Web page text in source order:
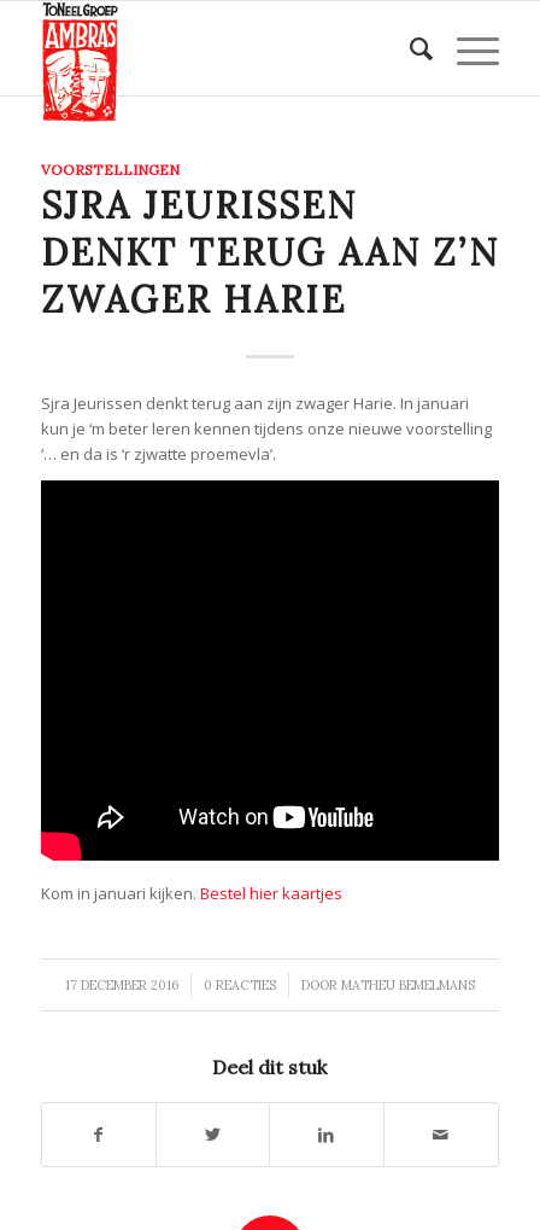
VOORSTELLINGEN
SJRA JEURISSEN
DENKT TERUG AAN Z’N
ZWAGER HARIE
Sjra Jeurissen denkt terug aan zijn zwager Harie. In januari
kun je ‘m beter leren kennen tijdens onze nieuwe voorstelling
‘… en da is ‘r zjwatte proemevla’.
Kom in januari kijken. Bestel hier kaartjes
17 DECEMBER 2016
/ 0 REACTIES
/ DOOR MATHEU BEMELMANS
Deel dit stuk